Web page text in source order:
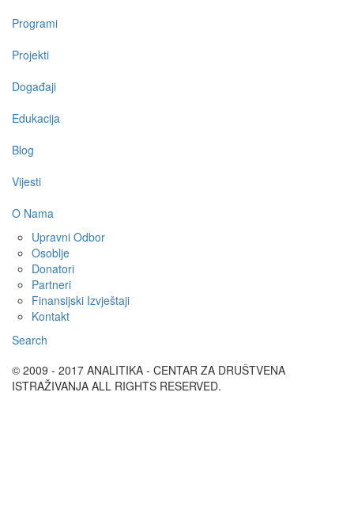
Programi
Projekti
Događaji
Edukacija
Blog
Vijesti
O Nama
Upravni Odbor
Osoblje
Donatori
Partneri
Finansijski Izvještaji
Kontakt
Search
© 2009 - 2017 ANALITIKA - CENTAR ZA DRUŠTVENA
ISTRAŽIVANJA ALL RIGHTS RESERVED.